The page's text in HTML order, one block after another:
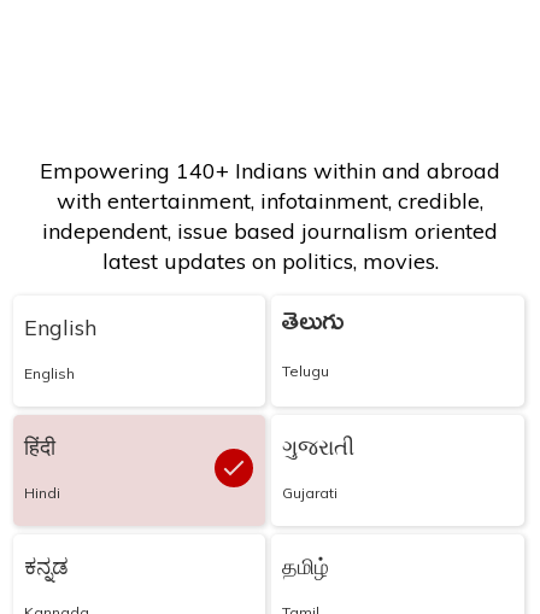
Empowering 140+ Indians within and abroad
with entertainment, infotainment, credible,
independent, issue based journalism oriented
latest updates on politics, movies.
English
English
తెలుగు
Telugu
हिंदी
Hindi
ગુજરાતી
Gujarati
ಕನ್ನಡ தமிழ்